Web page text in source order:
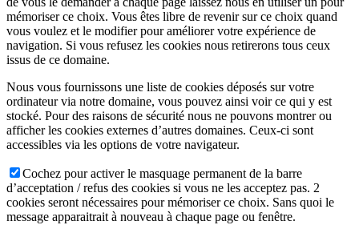
mémoriser ce choix. Vous êtes libre de revenir sur ce choix quand
vous voulez et le modifier pour améliorer votre expérience de
navigation. Si vous refusez les cookies nous retirerons tous ceux
issus de ce domaine.
Nous vous fournissons une liste de cookies déposés sur votre
ordinateur via notre domaine, vous pouvez ainsi voir ce qui y est
stocké. Pour des raisons de sécurité nous ne pouvons montrer ou
afficher les cookies externes d’autres domaines. Ceux-ci sont
accessibles via les options de votre navigateur.
Cochez pour activer le masquage permanent de la barre
d’acceptation / refus des cookies si vous ne les acceptez pas. 2
cookies seront nécessaires pour mémoriser ce choix. Sans quoi le
message apparaitrait à nouveau à chaque page ou fenêtre.